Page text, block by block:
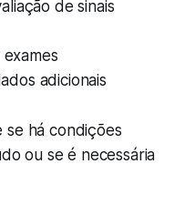
de sinais
adicionais
se há condições
ou se é necessária